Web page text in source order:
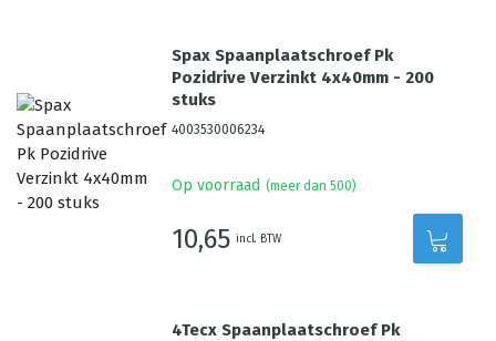
Spax Spaanplaatschroef Pk
Pozidrive Verzinkt 4x40mm - 200
stuks
4003530006234
Op voorraad (meer dan 500)
10,65 incl. BTW
4Tecx Spaanplaatschroef Pk